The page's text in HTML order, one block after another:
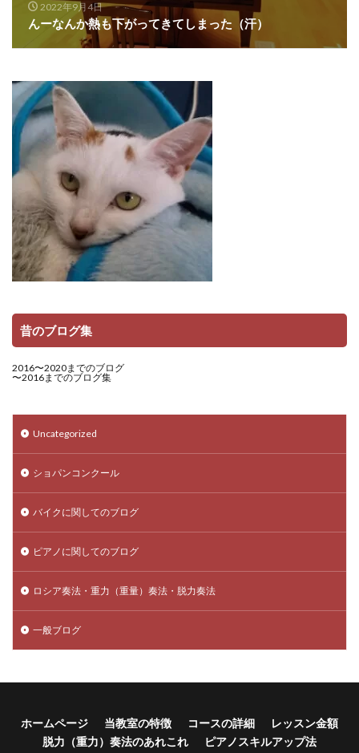
2022年9月4日
んーなんか熱も下がってきてしまった（汗）
昔のブログ集
2016〜2020までのブログ
〜2016までのブログ集
Uncategorized
ショパンコンクール
バイクに関してのブログ
ピアノに関してのブログ
ロシア奏法・重力（重量）奏法・脱力奏法
一般ブログ
ホームページ 当教室の特徴 コースの詳細
レッスン金額
脱力（重力）奏法のあれこれ
ピアノスキルアップ法